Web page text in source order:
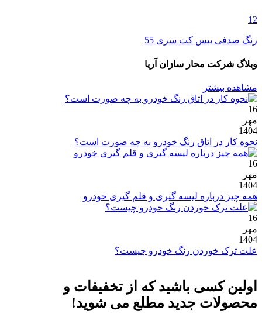
12
رنگ صدفی بیس کت سری 55
وبلاگ شرکت محار سازان آریا
مشاهده بیشتر
16
مهر
1404
نحوه کار در اتاق رنگ خودرو به چه صورت است؟
16
مهر
1404
همه چیز درباره لیسه گیری و قلم گیری خودرو
16
مهر
1404
علت ترک خوردن رنگ خودرو چیست؟
اولین کسی باشید که از تخفیفات و
محصولات جدید مطلع می شوید!